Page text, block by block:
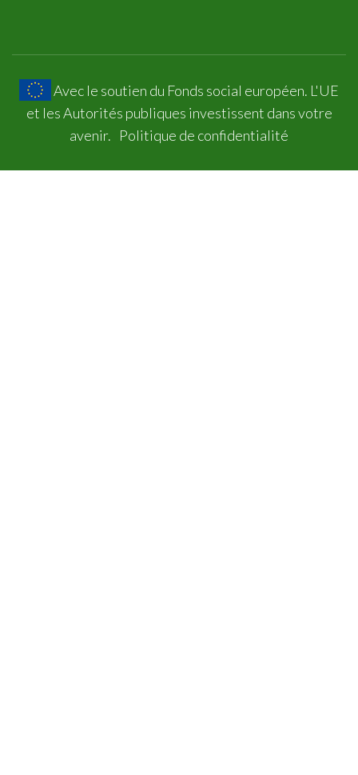
Avec le soutien du Fonds social européen. L'UE
et les Autorités publiques investissent dans votre
avenir. Politique de confidentialité